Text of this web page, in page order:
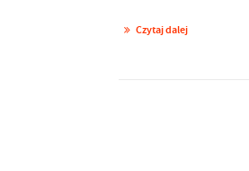
Czytaj dalej